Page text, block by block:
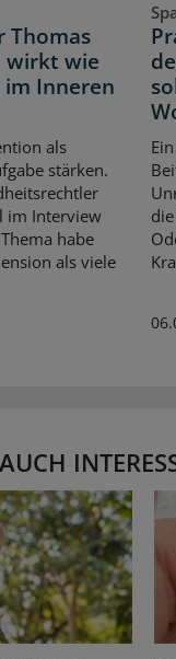
Thomas
wirkt wie
im Inneren
als
stärken.
im Interview
habe
als viele